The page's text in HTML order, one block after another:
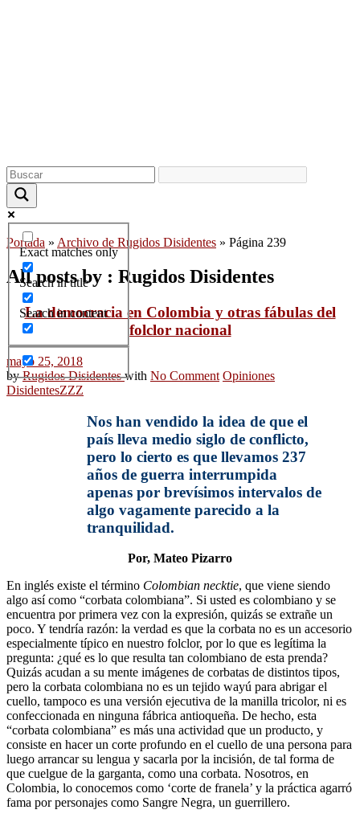
Exact matches only
Search in title
Search in content
Portada » Archivo de Rugidos Disidentes » Página 239
All posts by : Rugidos Disidentes
La democracia en Colombia y otras fábulas del
folclor nacional
mayo 25, 2018
by Rugidos Disidenteswith No Comment Opiniones
DisidentesZZZ
Nos han vendido la idea de que el
país lleva medio siglo de conflicto,
pero lo cierto es que llevamos 237
años de guerra interrumpida
apenas por brevísimos intervalos de
algo vagamente parecido a la
tranquilidad.
Por, Mateo Pizarro
En inglés existe el término Colombian necktie, que viene siendo
algo así como “corbata colombiana”. Si usted es colombiano y se
encuentra por primera vez con la expresión, quizás se extrañe un
poco. Y tendría razón: la verdad es que la corbata no es un accesorio
especialmente típico en nuestro folclor, por lo que es legítima la
pregunta: ¿qué es lo que resulta tan colombiano de esta prenda?
Quizás acudan a su mente imágenes de corbatas de distintos tipos,
pero la corbata colombiana no es un tejido wayú para abrigar el
cuello, tampoco es una versión ejecutiva de la manilla tricolor, ni es
confeccionada en ninguna fábrica antioqueña. De hecho, esta
“corbata colombiana” es más una actividad que un producto, y
consiste en hacer un corte profundo en el cuello de una persona para
luego arrancar su lengua y sacarla por la incisión, de tal forma de
que cuelgue de la garganta, como una corbata. Nosotros, en
Colombia, lo conocemos como ‘corte de franela’ y la práctica agarró
fama por personajes como Sangre Negra, un guerrillero.